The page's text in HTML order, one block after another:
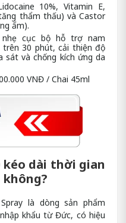
10%, Vitamin E,
thẩm thấu) và Castor
ẩm).
nhẹ cục bộ hỗ trợ nam
trên 30 phút, cải thiện độ
sát và chống kích ứng da
VNĐ / Chai 45ml
kéo dài thời gian
không?
là dòng sản phẩm
khẩu từ Đức, có hiệu